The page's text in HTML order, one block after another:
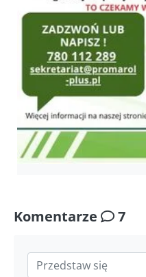
Komentarze 7